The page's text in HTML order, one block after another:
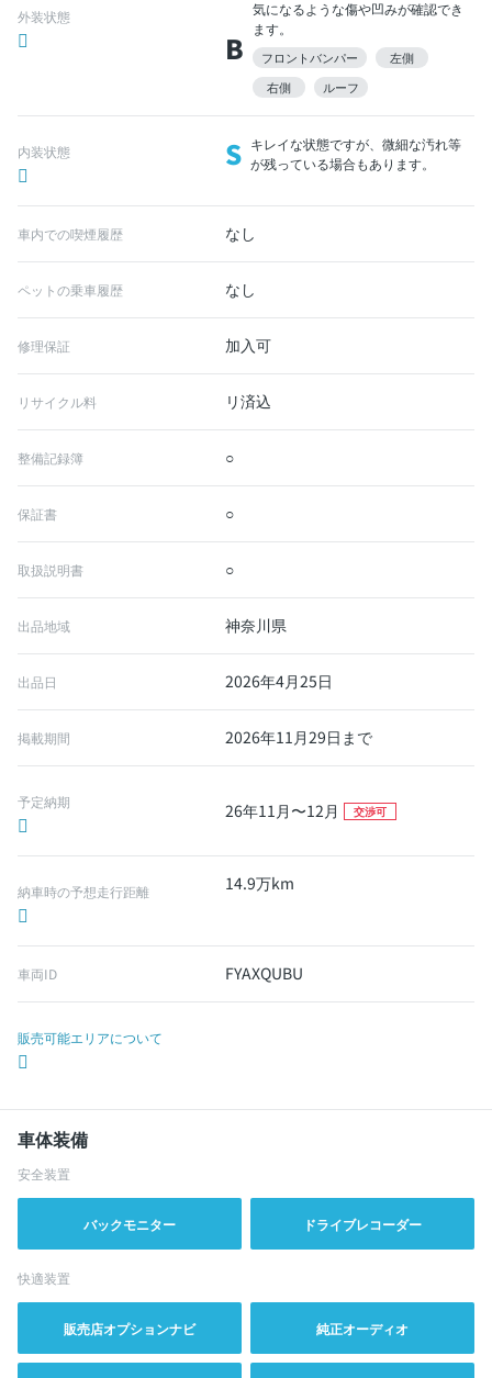
外装状態
B
気になるような傷や凹みが確認でき
ます。
フロントバンパー
左側
右側
ルーフ
内装状態 S キレイな状態ですが、微細な汚れ等
が残っている場合もあります。
車内での喫煙履歴 なし
ペットの乗車履歴 なし
修理保証 加入可
リサイクル料 リ済込
整備記録簿 ○
保証書 ○
取扱説明書 ○
出品地域 神奈川県
出品日 2026年4月25日
掲載期間 2026年11月29日まで
予定納期 26年11月〜12月 交渉可
納車時の予想走行距離 14.9万km
車両ID FYAXQUBU
販売可能エリアについて
車体装備
安全装置
バックモニター ドライブレコーダー
快適装置
販売店オプションナビ 純正オーディオ